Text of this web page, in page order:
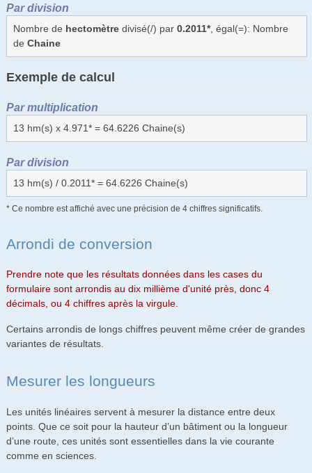
Par division
Nombre de hectomètredivisé(/) par 0.2011*, égal(=): Nombre
de Chaine
Exemple de calcul
Par multiplication
13 hm(s) x 4.971* = 64.6226 Chaine(s)
Par division
13 hm(s) / 0.2011* = 64.6226 Chaine(s)
* Ce nombre est affiché avec une précision de 4 chiffres significatifs.
Arrondi de conversion
Prendre note que les résultats données dans les cases du
formulaire sont arrondis au dix millième d'unité près, donc 4
décimals, ou 4 chiffres après la virgule.
Certains arrondis de longs chiffres peuvent même créer de grandes
variantes de résultats.
Mesurer les longueurs
Les unités linéaires servent à mesurer la distance entre deux
points. Que ce soit pour la hauteur d’un bâtiment ou la longueur
d’une route, ces unités sont essentielles dans la vie courante
comme en sciences.